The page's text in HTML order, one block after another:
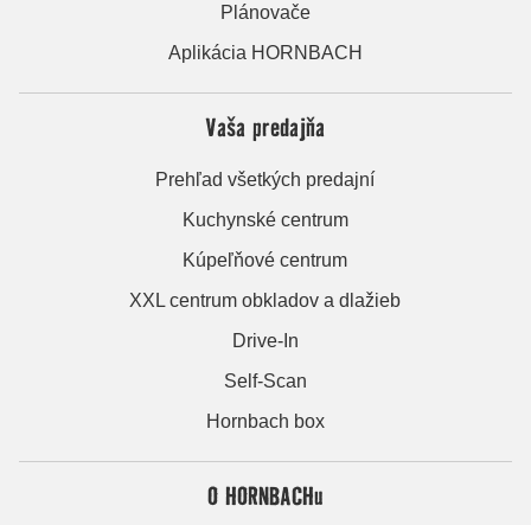
Plánovače
Aplikácia HORNBACH
Vaša predajňa
Prehľad všetkých predajní
Kuchynské centrum
Kúpeľňové centrum
XXL centrum obkladov a dlažieb
Drive-In
Self-Scan
Hornbach box
O HORNBACHu